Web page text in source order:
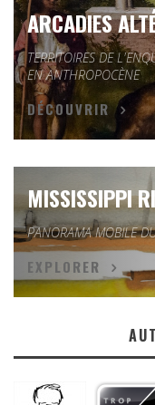
ARCADIES
TERRITOIRES DE
EN ANTHROPOCÈNE
DÉCOUVRIR
MISSISSIPPI
PANORAMA MOBILE
EXPLORER